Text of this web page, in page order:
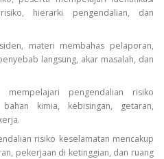
hierarki pengendalian, dan
materi membahas pelaporan,
langsung, akar masalah, dan
mempelajari pengendalian risiko
kimia, kebisingan, getaran,
risiko keselamatan mencakup
pekerjaan di ketinggian, dan ruang